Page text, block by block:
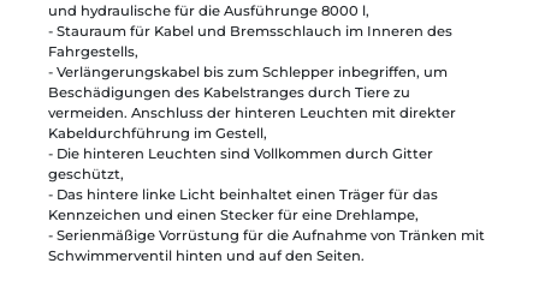
und hydraulische für die Ausführunge 8000 l,
- Stauraum für Kabel und Bremsschlauch im Inneren des
Fahrgestells,
- Verlängerungskabel bis zum Schlepper inbegriffen, um
Beschädigungen des Kabelstranges durch Tiere zu
vermeiden. Anschluss der hinteren Leuchten mit direkter
Kabeldurchführung im Gestell,
- Die hinteren Leuchten sind Vollkommen durch Gitter
geschützt,
- Das hintere linke Licht beinhaltet einen Träger für das
Kennzeichen und einen Stecker für eine Drehlampe,
- Serienmäßige Vorrüstung für die Aufnahme von Tränken mit
Schwimmerventil hinten und auf den Seiten.